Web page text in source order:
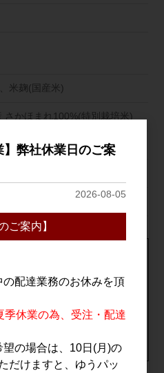
米麹(国産米)
さかほまれ100%(特別栽培米)
･離島は対象外の為､送料が発生
律：673円(1個口につき)
】弊社休業日のご案
2026-08-05
ご案内】
配達業務のお休みを頂
休業の為、受注・配達
の場合は、10日(月)の
だけますと、ゆうパッ